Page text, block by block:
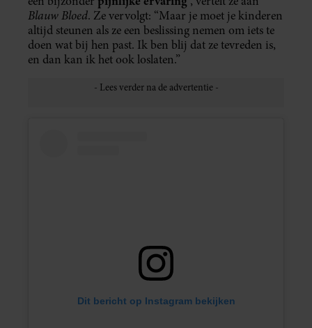
Blauw Bloed. Ze vervolgt: “Maar je moet je kinderen
altijd steunen als ze een beslissing nemen om iets te
doen wat bij hen past. Ik ben blij dat ze tevreden is,
en dan kan ik het ook loslaten.”
Dit bericht op Instagram bekijken